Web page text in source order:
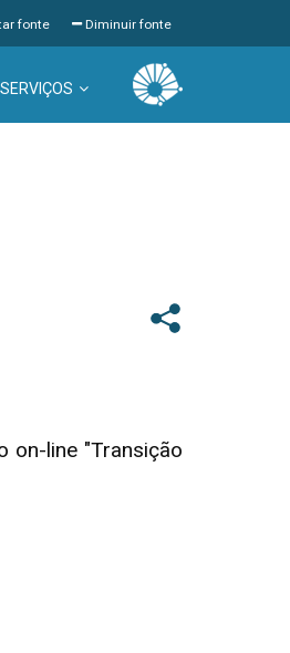
Diminuir fonte
fonte
SERVIÇOS
on-line "Transição